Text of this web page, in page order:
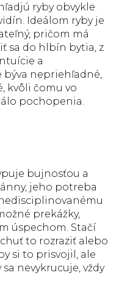
ryby obvykle
Ideálom ryby je
pričom má
sa do hlbín bytia, z
a
býva nepriehľadné,
kvôli čomu vo
pochopenia.
bujnosťou a
jeho potreba
prekážky,
úspechom. Stačí
to rozraziť alebo
si to prisvojil, ale
nevykrucuje, vždy